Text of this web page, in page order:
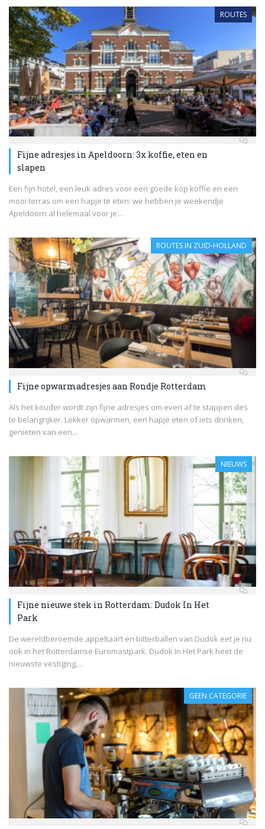
ROUTES
Fijne adresjes in Apeldoorn: 3x koffie, eten en
slapen
Een fijn hotel, een leuk adres voor een goede kop koffie en een
mooi terras om een hapje te eten: we hebben je weekendje
Apeldoorn al helemaal voor je...
ROUTES IN ZUID-HOLLAND
Fijne opwarmadresjes aan Rondje Rotterdam
Als het kouder wordt zijn fijne adresjes om even af te stappen des
te belangrijker. Lekker opwarmen, een hapje eten of iets drinken,
genieten van een...
NIEUWS
Fijne nieuwe stek in Rotterdam: Dudok In Het
Park
De wereldberoemde appeltaart en bitterballen van Dudok eet je nu
ook in het Rotterdamse Euromastpark. Dudok In Het Park heet de
nieuwste vestiging,...
GEEN CATEGORIE